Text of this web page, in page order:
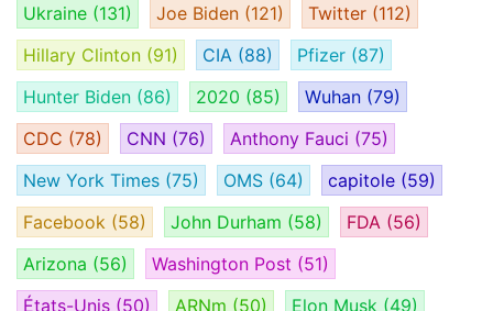
Ukraine (131) Joe Biden (121) Twitter (112)
Hillary Clinton (91) CIA (88) Pfizer (87)
Hunter Biden (86) 2020 (85) Wuhan (79)
CDC (78) CNN (76) Anthony Fauci (75)
New York Times (75) OMS (64) capitole (59)
Facebook (58) John Durham (58) FDA (56)
Arizona (56) Washington Post (51)
États-Unis (50) ARNm (50) Elon Musk (49)